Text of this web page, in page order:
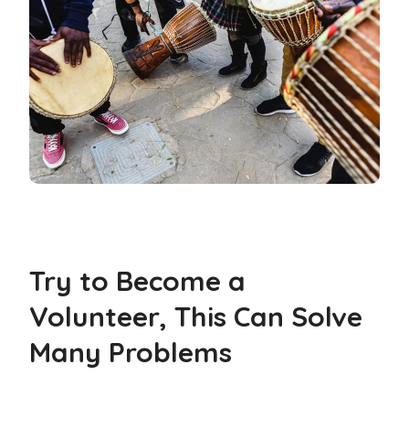
Try to Become a
Volunteer, This Can Solve
Many Problems